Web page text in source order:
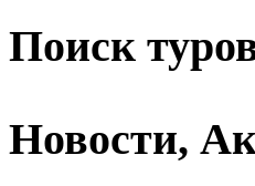
Поиск
Новости,